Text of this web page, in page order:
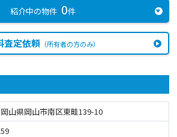
紹介中の物件 0件
査定依頼（所有者の方のみ）
岡山県岡山市南区東畦139-10
59